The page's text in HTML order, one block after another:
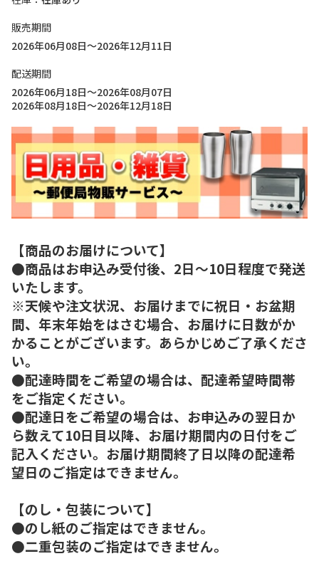
販売期間
2026年06月08日～2026年12月11日
配送期間
2026年06月18日～2026年08月07日
2026年08月18日～2026年12月18日
【商品のお届けについて】
●商品はお申込み受付後、2日～10日程度で発送
いたします。
※天候や注文状況、お届けまでに祝日・お盆期
間、年末年始をはさむ場合、お届けに日数がか
かることがございます。あらかじめご了承くださ
い。
●配達時間をご希望の場合は、配達希望時間帯
をご指定ください。
●配達日をご希望の場合は、お申込みの翌日か
ら数えて10日目以降、お届け期間内の日付をご
記入ください。お届け期間終了日以降の配達希
望日のご指定はできません。
【のし・包装について】
●のし紙のご指定はできません。
●二重包装のご指定はできません。